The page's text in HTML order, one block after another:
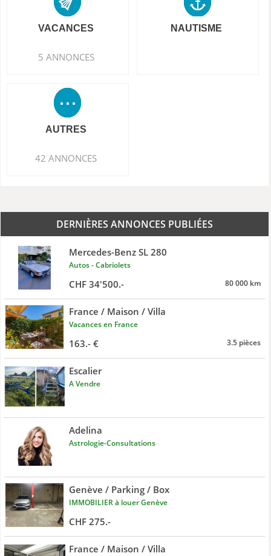
VACANCES
5 ANNONCES
NAUTISME
AUTRES
42 ANNONCES
DERNIÈRES ANNONCES PUBLIÉES
Mercedes-Benz SL 280
Autos - Cabriolets
CHF 34'500.- 80 000 km
France / Maison / Villa
Vacances en France
163.- € 3.5 pièces
Escalier
A Vendre
Adelina
Astrologie-Consultations
Genève / Parking / Box
IMMOBILIER à louer Genève
CHF 275.-
France / Maison / Villa